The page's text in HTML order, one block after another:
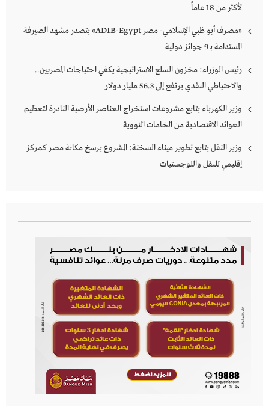
لأكثر من 18 عاماً
«مصرف أبو ظبي الإسلامي- مصر ADIB-Egypt» يتصدر مشهد الصيرفة
المستدامة بـ 9 جوائز دولية
رئيس الوزراء: مخزون السلع الاستراتيجية يكفي احتياجات المصريين..
والاحتياطي النقدي يرتفع إلى 56.3 مليار دولار
وزير الكهرباء يتابع مشروعات استخراج العناصر الأرضية النادرة لتعظيم
العوائد الاقتصادية من الخامات النووية
وزير النقل يتابع تطوير ميناء السخنة: المشروع يرسخ مكانة مصر كمركز
إقليمي للنقل واللوجستيات